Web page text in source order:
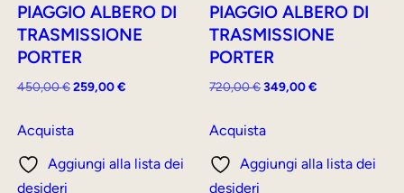
PIAGGIO ALBERO DI
TRASMISSIONE
PORTER
450,00€ Il
originale
450,00 €.
259,00€Il
259,00 €.
Acquista
Aggiungi alla lista dei
desideri
PIAGGIO ALBERO DI
TRASMISSIONE
PORTER
720,00€Il
originale
720,00 €.
349,00€
349,00 €.
Acquista
Aggiungi alla lista dei
desideri